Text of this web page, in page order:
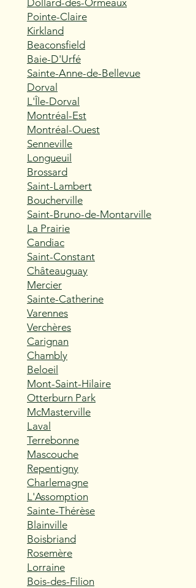
Dollard-des-Ormeaux
Pointe-Claire
Kirkland
Beaconsfield
Baie-D'Urfé
Sainte-Anne-de-Bellevue
Dorval
L'Île-Dorval
Montréal-Est
Montréal-Ouest
Senneville
Longueuil
Brossard
Saint-Lambert
Boucherville
Saint-Bruno-de-Montarville
La Prairie
Candiac
Saint-Constant
Châteauguay
Mercier
Sainte-Catherine
Varennes
Verchères
Carignan
Chambly
Beloeil
Mont-Saint-Hilaire
Otterburn Park
McMasterville
Laval
Terrebonne
Mascouche
Repentigny
Charlemagne
L'Assomption
Sainte-Thérèse
Blainville
Boisbriand
Rosemère
Lorraine
Bois-des-Filion